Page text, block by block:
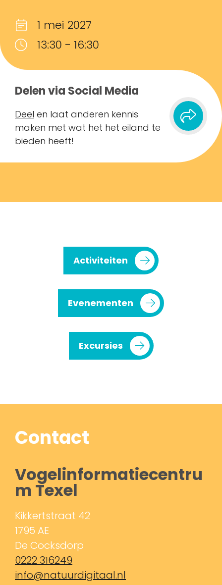
1 mei 2027
13:30 - 16:30
Delen via Social Media
Deel en laat anderen kennis
maken met wat het het eiland te
bieden heeft!
Activiteiten
Evenementen
Excursies
Contact
Vogelinformatiecentru
m Texel
Kikkertstraat 42
1795 AE
De Cocksdorp
0222 316249
info@natuurdigitaal.nl